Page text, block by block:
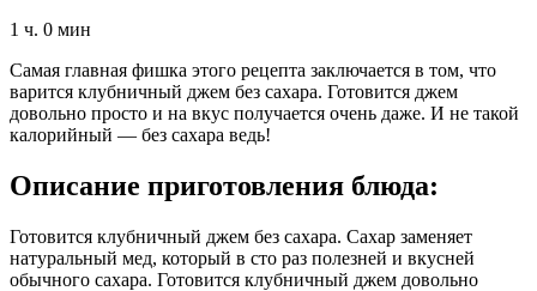
1 ч. 0 мин
Самая главная фишка этого рецепта заключается в том, что
варится клубничный джем без сахара. Готовится джем
довольно просто и на вкус получается очень даже. И не такой
калорийный — без сахара ведь!
Описание приготовления блюда:
Готовится клубничный джем без сахара. Сахар заменяет
натуральный мед, который в сто раз полезней и вкусней
обычного сахара. Готовится клубничный джем довольно